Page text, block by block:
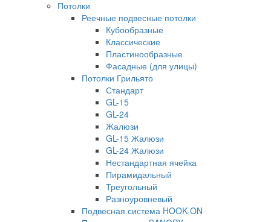
Потолки
Реечные подвесные потолки
Кубообразные
Классические
Пластинообразные
Фасадные (для улицы)
Потолки Грильято
Стандарт
GL-15
GL-24
Жалюзи
GL-15 Жалюзи
GL-24 Жалюзи
Нестандартная ячейка
Пирамидальный
Треугольный
Разноуровневый
Подвесная система HOOK-ON